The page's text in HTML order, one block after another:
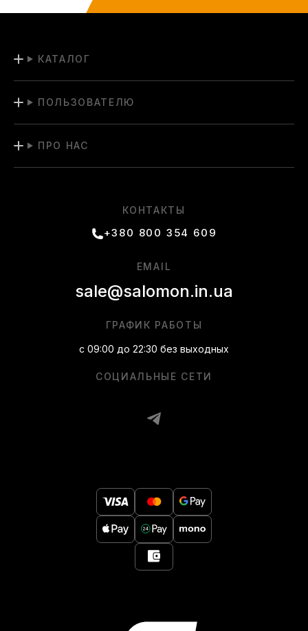
КАТАЛОГ
ПОЛЬЗОВАТЕЛЮ
ПРО НАС
КОНТАКТЫ
+380 800 354 609
СОЦИАЛЬНЫЕ СЕТИ
ГРАФИК РАБОТЫ
с 09:00 до 22:30 без выходных
EMAIL
sale@salomon.in.ua